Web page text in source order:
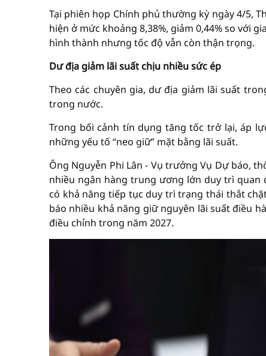
Tại phiên họp Chính phủ thường kỳ ngày 4/5,
hiện ở mức khoảng 8,38%, giảm 0,44% so với
hình thành nhưng tốc độ vẫn còn thận trọng.
Dư địa giảm lãi suất chịu nhiều sức ép
Theo các chuyên gia, dư địa giảm lãi suất
trong nước.
Trong bối cảnh tín dụng tăng tốc trở lại, áp
những yếu tố “neo giữ” mặt bằng lãi suất.
Ông Nguyễn Phi Lân - Vụ trưởng Vụ Dự báo,
nhiều ngân hàng trung ương lớn duy trì
có khả năng tiếp tục duy trì trạng thái thắt
báo nhiều khả năng giữ nguyên lãi suất điều
điều chỉnh trong năm 2027.